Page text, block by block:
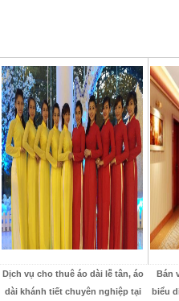
Dịch vụ cho thuê áo dài lễ tân, áo
dài khánh tiết chuyên nghiệp tại
Bán
biểu